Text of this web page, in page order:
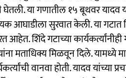
घेतली. या गणातील १५ बूथवर
आघाडीला सुरवात केली. या गटात
आहेत. शिंदे गटाच्या
मताधिक्य मिळवून दिले. यामध्ये
वानवा होती. यादव यांच्या